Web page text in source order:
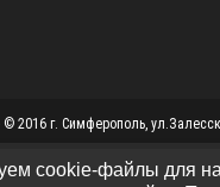
2016 г. Симферополь,
cookie-файлы для